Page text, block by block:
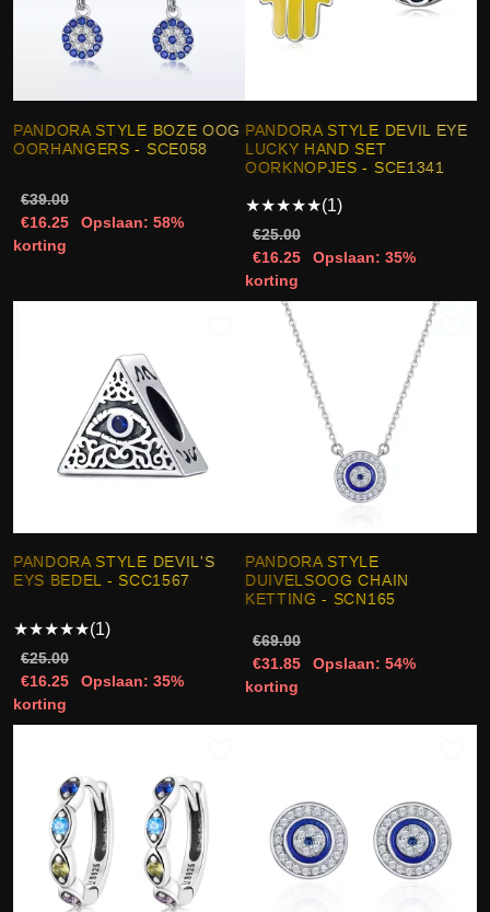
PANDORA STYLE BOZE OOG
OORHANGERS - SCE058
€39.00
€16.25
Opslaan: 58%
korting
PANDORA STYLE DEVIL EYE
LUCKY HAND SET
OORKNOPJES - SCE1341
★★★★★(1)
€25.00
€16.25
Opslaan: 35%
korting
PANDORA STYLE DEVIL'S
EYS BEDEL - SCC1567
★★★★★(1)
€25.00
€16.25
Opslaan: 35%
korting
PANDORA STYLE
DUIVELSOOG CHAIN
KETTING - SCN165
€69.00
€31.85
Opslaan: 54%
korting